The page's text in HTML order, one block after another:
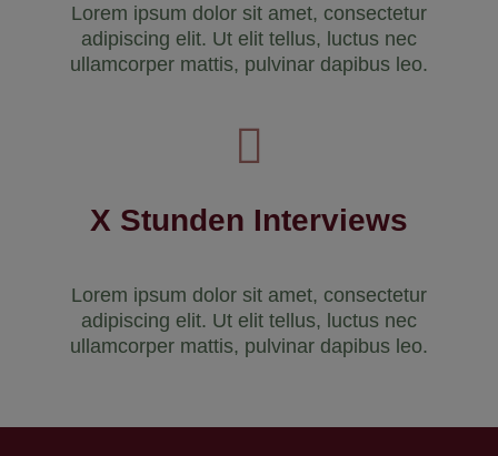
Lorem ipsum dolor sit amet, consectetur
adipiscing elit. Ut elit tellus, luctus nec
ullamcorper mattis, pulvinar dapibus leo.
X Stunden Interviews
Lorem ipsum dolor sit amet, consectetur
adipiscing elit. Ut elit tellus, luctus nec
ullamcorper mattis, pulvinar dapibus leo.